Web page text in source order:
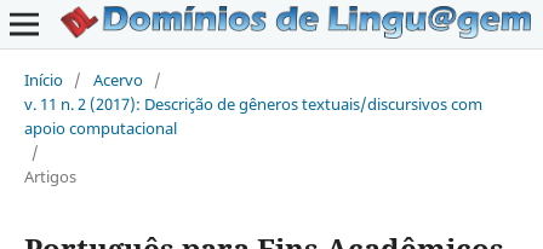
Início / Acervo /
v. 11 n. 2 (2017): Descrição de gêneros textuais/discursivos com
apoio computacional
/
Artigos